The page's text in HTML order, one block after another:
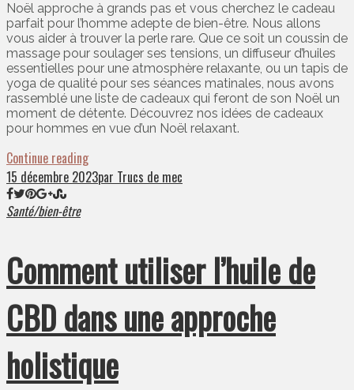
Noël approche à grands pas et vous cherchez le cadeau
parfait pour l’homme adepte de bien-être. Nous allons
vous aider à trouver la perle rare. Que ce soit un coussin de
massage pour soulager ses tensions, un diffuseur d’huiles
essentielles pour une atmosphère relaxante, ou un tapis de
yoga de qualité pour ses séances matinales, nous avons
rassemblé une liste de cadeaux qui feront de son Noël un
moment de détente. Découvrez nos idées de cadeaux
pour hommes en vue d’un Noël relaxant.
Continue reading
15 décembre 2023par Trucs de mec
Santé/bien-être
Comment utiliser l’huile de
CBD dans une approche
holistique